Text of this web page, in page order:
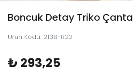
Boncuk Detay Triko Çanta
Ürün Kodu: 2138-R22
₺ 293,25